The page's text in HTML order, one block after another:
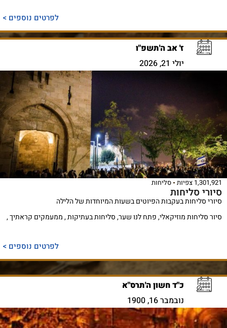
לפרטים נוספים >
ז' אב ה'תשפ"ו
יולי 21, 2026
1,301,921 צפיות סליחות
סיורי סליחות
סיורי סליחות בעקבות הפיוטים בשעות המיוחדות של הלילה
סיור סליחות מוזיקאלי, פתח לנו שער, סליחות בעתיקות , ממעמקים קראתיך ,
לפרטים נוספים >
כ"ד חשון ה'תרס"א
נובמבר 16, 1900